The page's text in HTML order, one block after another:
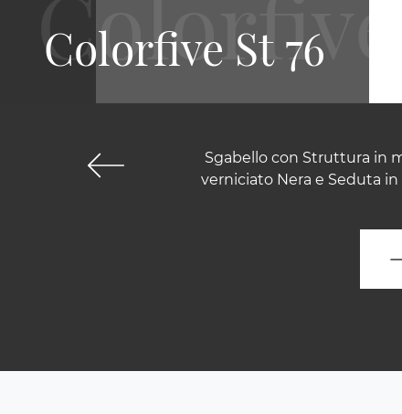
Sgabello con Struttura in
verniciato Nera e Seduta
Colorfive St 76